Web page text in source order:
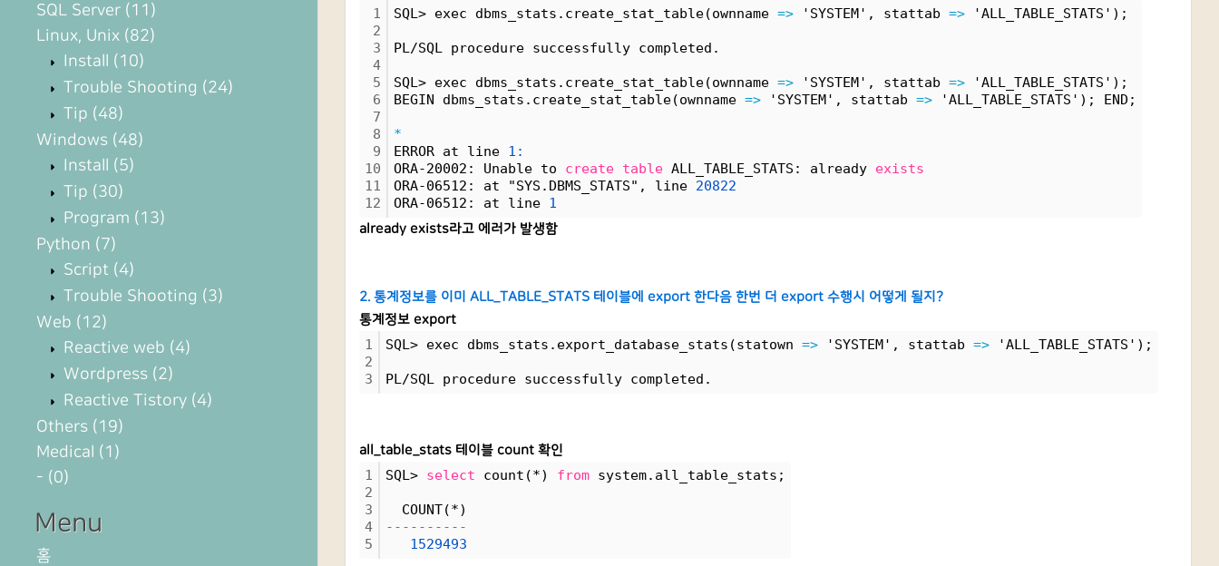
SQL Server (11)
Linux, Unix (82)
Install (10)
Trouble Shooting (24)
Tip (48)
Windows (48)
Install (5)
Tip (30)
Program (13)
Python (7)
Script (4)
Trouble Shooting (3)
Web (12)
Reactive web (4)
Wordpress (2)
Reactive Tistory (4)
Others (19)
Medical (1)
- (0)
Menu
홈
1
2
3
4
5
6
7
8
9
10
11
12
SQL> exec dbms_stats.create_stat_table(ownname => 'SYSTEM', stattab => 'ALL_TABLE_STATS');
PL/SQL procedure successfully completed.
SQL> exec dbms_stats.create_stat_table(ownname => 'SYSTEM', stattab => 'ALL_TABLE_STATS');
BEGIN dbms_stats.create_stat_table(ownname => 'SYSTEM', stattab => 'ALL_TABLE_STATS'); END;
*
ERROR at line 1:
ORA-20002: Unable to create table ALL_TABLE_STATS: already exists
ORA-06512: at "SYS.DBMS_STATS", line 20822
ORA-06512: at line 1
already exists라고 에러가 발생함
2. 통계정보를 이미 ALL_TABLE_STATS 테이블에 export 한다음 한번 더 export 수행시 어떻게 될지?
통계정보 export
1
2
3
SQL> exec dbms_stats.export_database_stats(statown => 'SYSTEM', stattab => 'ALL_TABLE_STATS');
PL/SQL procedure successfully completed.
all_table_stats 테이블 count 확인
1
2
3
4
5
SQL> select count(*) from system.all_table_stats;
COUNT(*)
----------
1529493